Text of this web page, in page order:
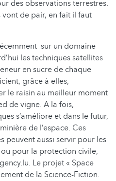
des observations terrestres.
de pair, en fait il faut
sur un domaine
les techniques satellites
en sucre de chaque
grâce à elles,
le raisin au meilleur moment
de vigne. A la fois,
s’améliore et dans le futur,
de l’espace. Ces
peuvent aussi servir pour les
pour la protection civile,
Le projet « Space
de la Science-Fiction.